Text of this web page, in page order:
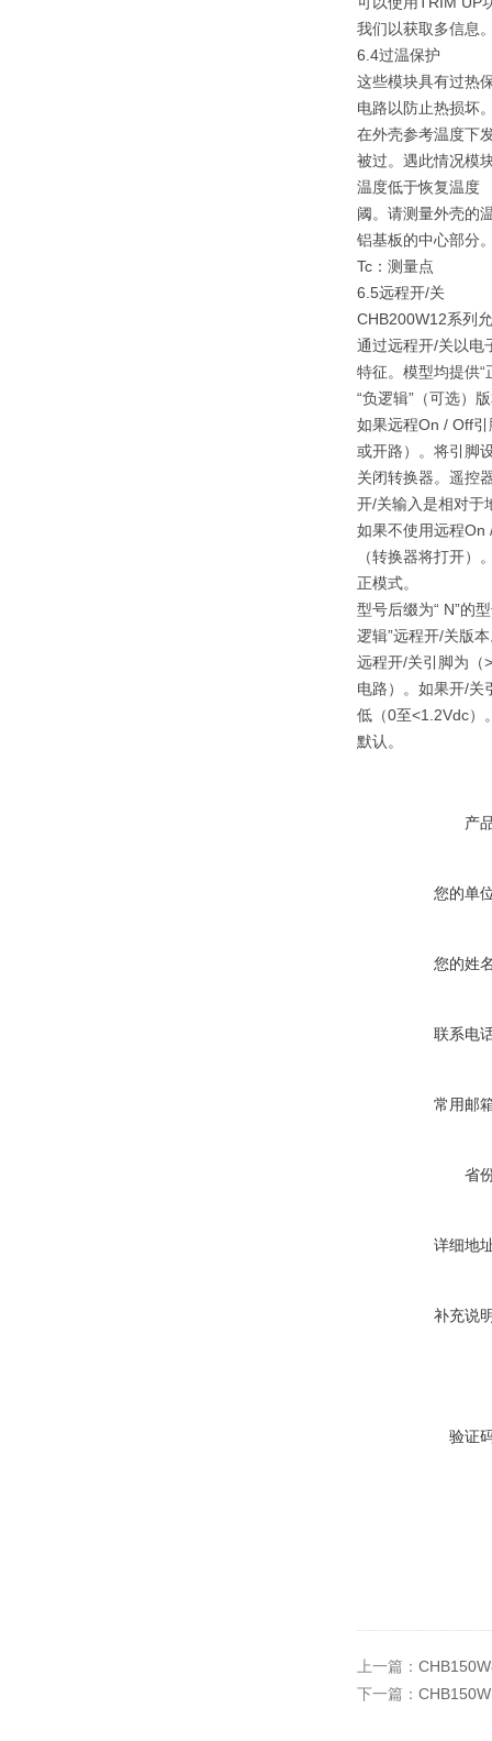
我们以获取多信息
6.4过温保护
这些模块具有过热
电路以防止热损坏
在外壳参考温度下
被过。遇此情况模
温度低于恢复温度
阈。请测量外壳的
铝基板的中心部分
Tc：测量点
6.5远程开/关
CHB200W12系列
通过远程开/关以电
特征。模型均提供“
“负逻辑”（可选）
如果远程On / Off
或开路）。将引脚
关闭转换器。遥控
开/关输入是相对于
如果不使用远程On
（转换器将打开）
正模式。
型号后缀为“ N”的
逻辑”远程开/关版
远程开/关引脚为（
电路）。如果开/关
低（0至<1.2Vdc）
默认。
产
您的单
您的姓
联系电
常用邮
省
详细地
补充说
验证
上一篇：
下一篇：